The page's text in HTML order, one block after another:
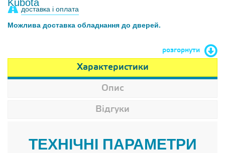
доставка і оплата
Можлива доставка обладнання до дверей.
розгорнути
Характеристики
Опис
Відгуки
ТЕХНІЧНІ ПАРАМЕТРИ